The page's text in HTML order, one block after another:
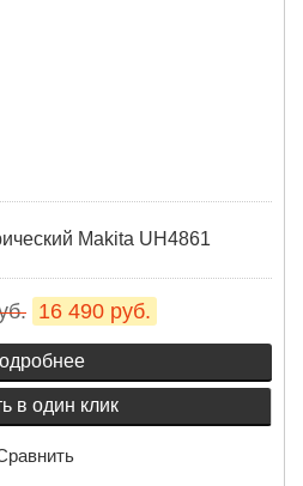
Makita UH4861
16 490 руб.
в один клик